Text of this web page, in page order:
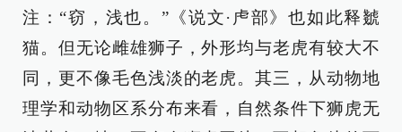
注：“窃，浅也。”《说文·虍部》也如此释虦
猫。但无论雌雄狮子，外形均与老虎有较大不
同，更不像毛色浅淡的老虎。其三，从动物地
理学和动物区系分布来看，自然条件下狮虎无